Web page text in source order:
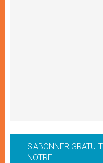
S'ABONNER
NOTRE